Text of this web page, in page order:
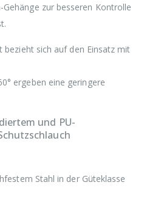
zur besseren Kontrolle
sich auf den Einsatz mit
ergeben eine geringere
und PU-
Stahl in der Güteklasse